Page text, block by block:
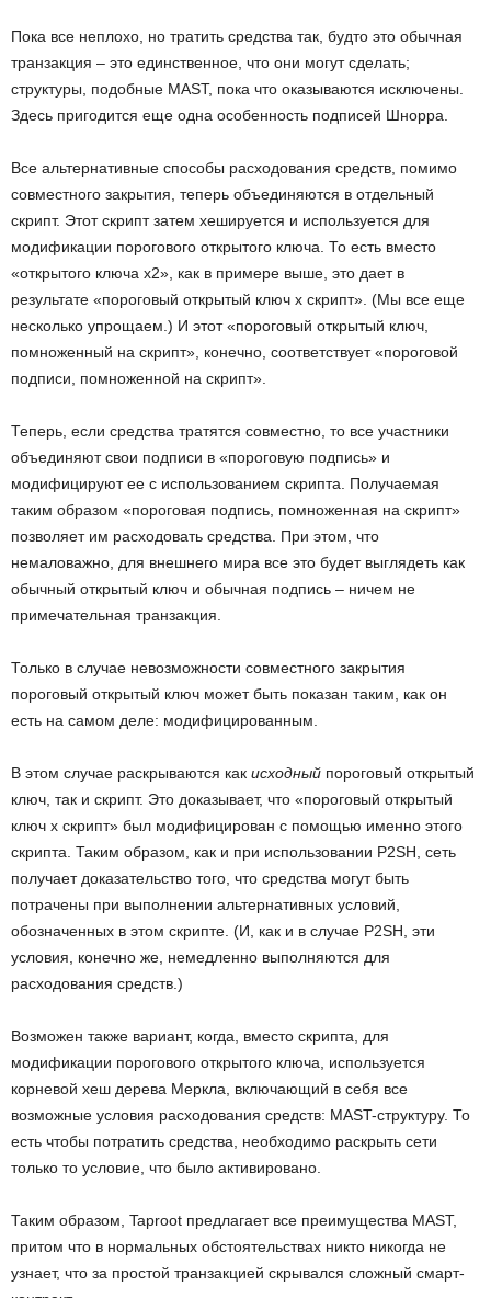
Пока все неплохо, но тратить средства так, будто это обычная
транзакция – это единственное, что они могут сделать;
структуры, подобные MAST, пока что оказываются исключены.
Здесь пригодится еще одна особенность подписей Шнорра.
Все альтернативные способы расходования средств, помимо
совместного закрытия, теперь объединяются в отдельный
скрипт. Этот скрипт затем хешируется и используется для
модификации порогового открытого ключа. То есть вместо
«открытого ключа x2», как в примере выше, это дает в
результате «пороговый открытый ключ x скрипт». (Мы все еще
несколько упрощаем.) И этот «пороговый открытый ключ,
помноженный на скрипт», конечно, соответствует «пороговой
подписи, помноженной на скрипт».
Теперь, если средства тратятся совместно, то все участники
объединяют свои подписи в «пороговую подпись» и
модифицируют ее с использованием скрипта. Получаемая
таким образом «пороговая подпись, помноженная на скрипт»
позволяет им расходовать средства. При этом, что
немаловажно, для внешнего мира все это будет выглядеть как
обычный открытый ключ и обычная подпись – ничем не
примечательная транзакция.
Только в случае невозможности совместного закрытия
пороговый открытый ключ может быть показан таким, как он
есть на самом деле: модифицированным.
В этом случае раскрываются как исходный пороговый открытый
ключ, так и скрипт. Это доказывает, что «пороговый открытый
ключ x скрипт» был модифицирован с помощью именно этого
скрипта. Таким образом, как и при использовании P2SH, сеть
получает доказательство того, что средства могут быть
потрачены при выполнении альтернативных условий,
обозначенных в этом скрипте. (И, как и в случае P2SH, эти
условия, конечно же, немедленно выполняются для
расходования средств.)
Возможен также вариант, когда, вместо скрипта, для
модификации порогового открытого ключа, используется
корневой хеш дерева Меркла, включающий в себя все
возможные условия расходования средств: MAST-структуру. То
есть чтобы потратить средства, необходимо раскрыть сети
только то условие, что было активировано.
Таким образом, Taproot предлагает все преимущества MAST,
притом что в нормальных обстоятельствах никто никогда не
узнает, что за простой транзакцией скрывался сложный смарт-